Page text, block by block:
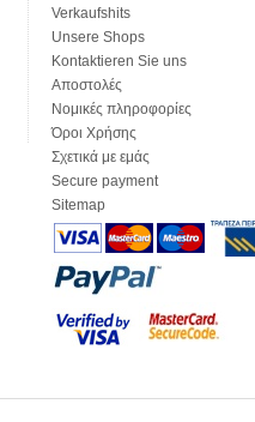
Verkaufshits
Unsere Shops
Kontaktieren Sie uns
Αποστολές
Νομικές πληροφορίες
Όροι Χρήσης
Σχετικά με εμάς
Secure payment
Sitemap